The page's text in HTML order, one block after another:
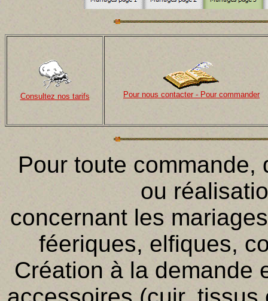
Consultez nos tarifs Pour nous contacter - Pour commander
Pour toute commande,
ou
concernant les
féeriques, elfiques,
Création à la demande